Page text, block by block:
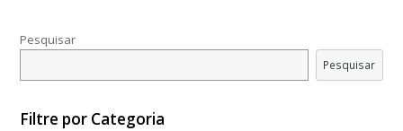
Pesquisar
Pesquisar
Filtre por Categoria